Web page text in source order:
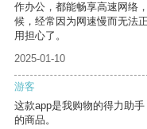
作办公，都能畅享高速网络
候，经常因为网速慢而无法
用担心了。
2025-01-10
游客
这款app是我购物的得力助
的商品。